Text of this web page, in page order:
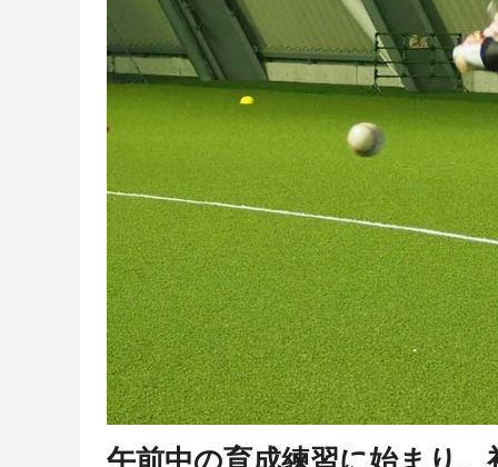
午前中の育成練習に始まり